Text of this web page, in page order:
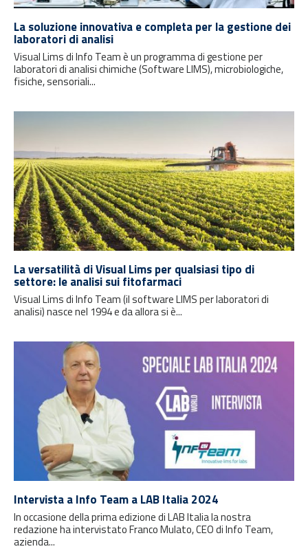
La soluzione innovativa e completa per la gestione dei
laboratori di analisi
Visual Lims di Info Team è un programma di gestione per
laboratori di analisi chimiche (Software LIMS), microbiologiche,
fisiche, sensoriali...
La versatilità di Visual Lims per qualsiasi tipo di
settore: le analisi sui fitofarmaci
Visual Lims di Info Team (il software LIMS per laboratori di
analisi) nasce nel 1994 e da allora si è...
Intervista a Info Team a LAB Italia 2024
In occasione della prima edizione di LAB Italia la nostra
redazione ha intervistato Franco Mulato, CEO di Info Team,
azienda...